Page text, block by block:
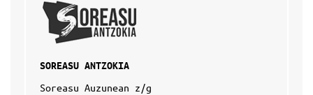
SOREASU ANTZOKIA
Soreasu Auzunean z/g